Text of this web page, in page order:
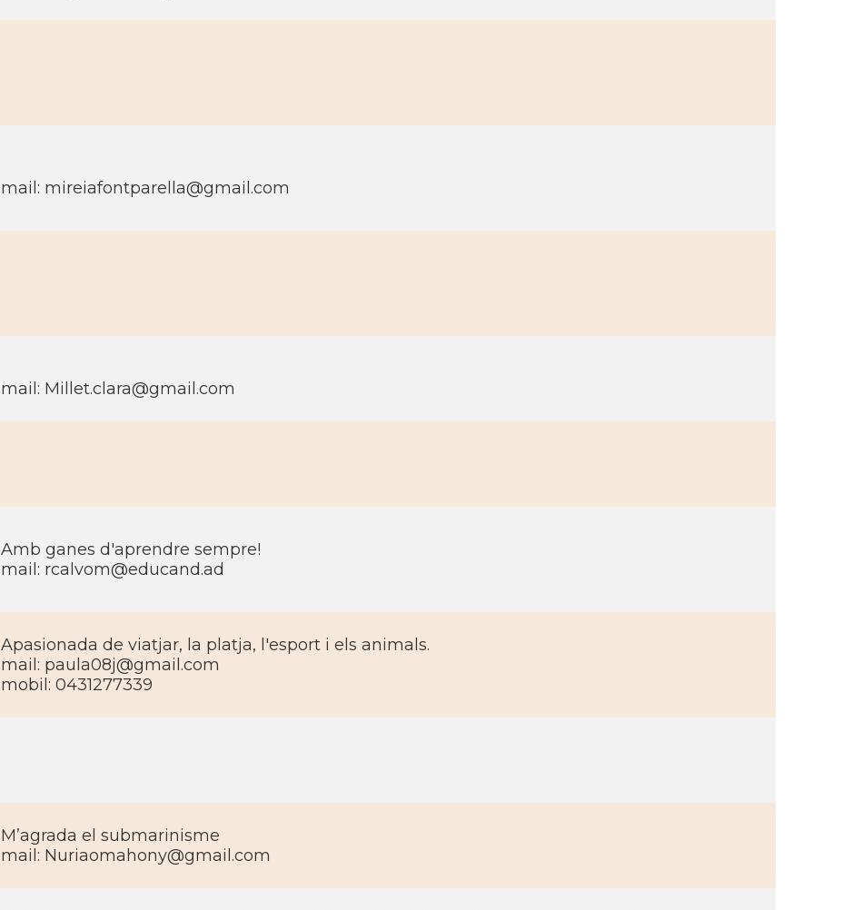
mail: mireiafontparella@gmail.com
mail: Millet.clara@gmail.com
Amb ganes d'aprendre sempre!
mail: rcalvom@educand.ad
Apasionada de viatjar, la platja, l'esport i els animals.
mail: paula08j@gmail.com
mobil: 0431277339
M’agrada el submarinisme
mail: Nuriaomahony@gmail.com